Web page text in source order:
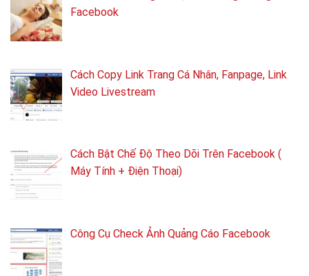
Facebook
Cách Copy Link Trang Cá Nhân, Fanpage, Link
Video Livestream
Cách Bật Chế Độ Theo Dõi Trên Facebook (
Máy Tính + Điện Thoại)
Công Cụ Check Ảnh Quảng Cáo Facebook